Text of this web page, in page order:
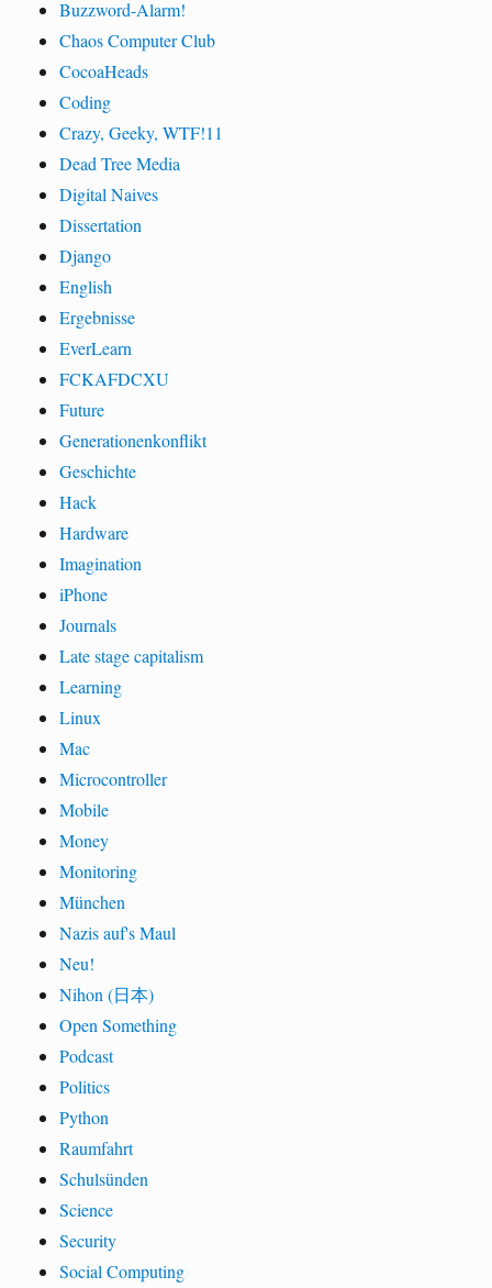
Buzzword-Alarm!
Chaos Computer Club
CocoaHeads
Coding
Crazy, Geeky, WTF!11
Dead Tree Media
Digital Naives
Dissertation
Django
English
Ergebnisse
EverLearn
FCKAFDCXU
Future
Generationenkonflikt
Geschichte
Hack
Hardware
Imagination
iPhone
Journals
Late stage capitalism
Learning
Linux
Mac
Microcontroller
Mobile
Money
Monitoring
München
Nazis auf's Maul
Neu!
Nihon (日本)
Open Something
Podcast
Politics
Python
Raumfahrt
Schulsünden
Science
Security
Social Computing